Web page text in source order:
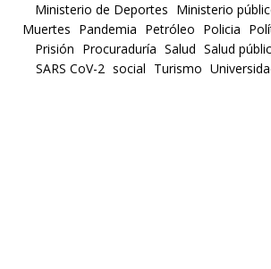
Ministerio de Deportes Ministerio
Muertes Pandemia Petróleo Policia
Prisión Procuraduría Salud Salud
SARS CoV-2 social Turismo